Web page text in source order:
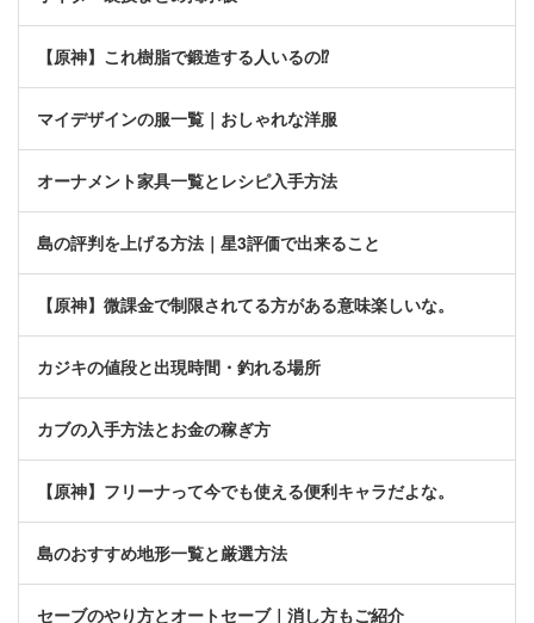
【原神】これ樹脂で鍛造する人いるの⁉
マイデザインの服一覧｜おしゃれな洋服
オーナメント家具一覧とレシピ入手方法
島の評判を上げる方法｜星3評価で出来ること
【原神】微課金で制限されてる方がある意味楽しいな。
カジキの値段と出現時間・釣れる場所
カブの入手方法とお金の稼ぎ方
【原神】フリーナって今でも使える便利キャラだよな。
島のおすすめ地形一覧と厳選方法
セーブのやり方とオートセーブ｜消し方もご紹介